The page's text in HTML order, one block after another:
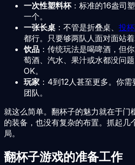
一次性塑料杯：标准的16盎司
一个。
一张长桌 ：不管是折叠桌、 投
都行。只要够两队人面对面站着
饮品 ：传统玩法是喝啤酒，但
萄酒、汽水、果汁或水都没问
OK。
玩家 ：4到12人甚至更多。你
团队。
就这么简单。翻杯子的魅力就在于门
的装备，也没有复杂的布置。抓起几
局。
翻杯子游戏的准备工作